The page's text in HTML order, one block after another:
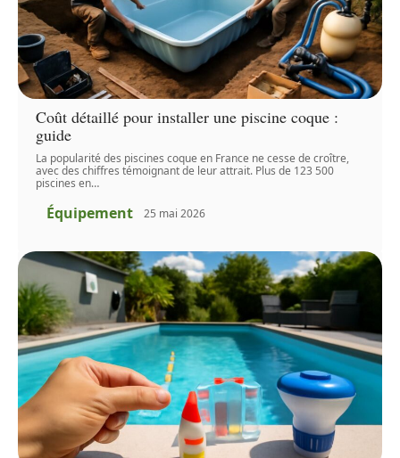
Coût détaillé pour installer une piscine coque :
guide
La popularité des piscines coque en France ne cesse de croître,
avec des chiffres témoignant de leur attrait. Plus de 123 500
piscines en…
Équipement 25 mai 2026